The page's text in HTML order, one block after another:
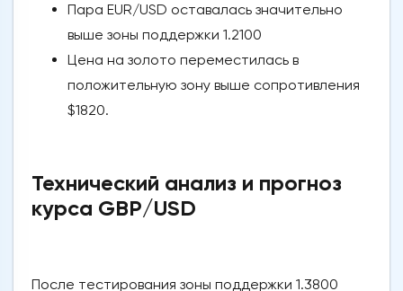
Пара EUR/USD оставалась значительно
выше зоны поддержки 1.2100
Цена на золото переместилась в
положительную зону выше сопротивления
$1820.
Технический анализ и прогноз
курса GBP/USD
После тестирования зоны поддержки 1.3800